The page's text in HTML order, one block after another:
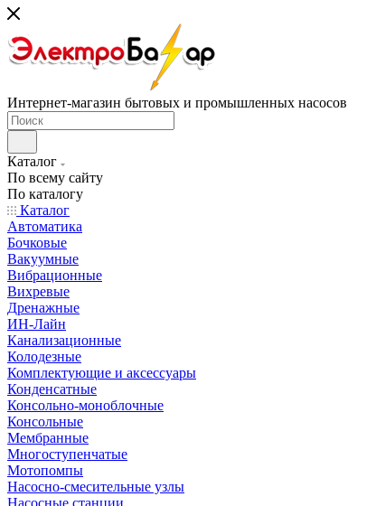
Интернет-магазин бытовых и промышленных насосов
Каталог
По всему сайту
По каталогу
Каталог
Автоматика
Бочковые
Вакуумные
Вибрационные
Вихревые
Дренажные
ИН-Лайн
Канализационные
Колодезные
Комплектующие и аксессуары
Конденсатные
Консольно-моноблочные
Консольные
Мембранные
Многоступенчатые
Мотопомпы
Насосно-смесительные узлы
Насосные станции